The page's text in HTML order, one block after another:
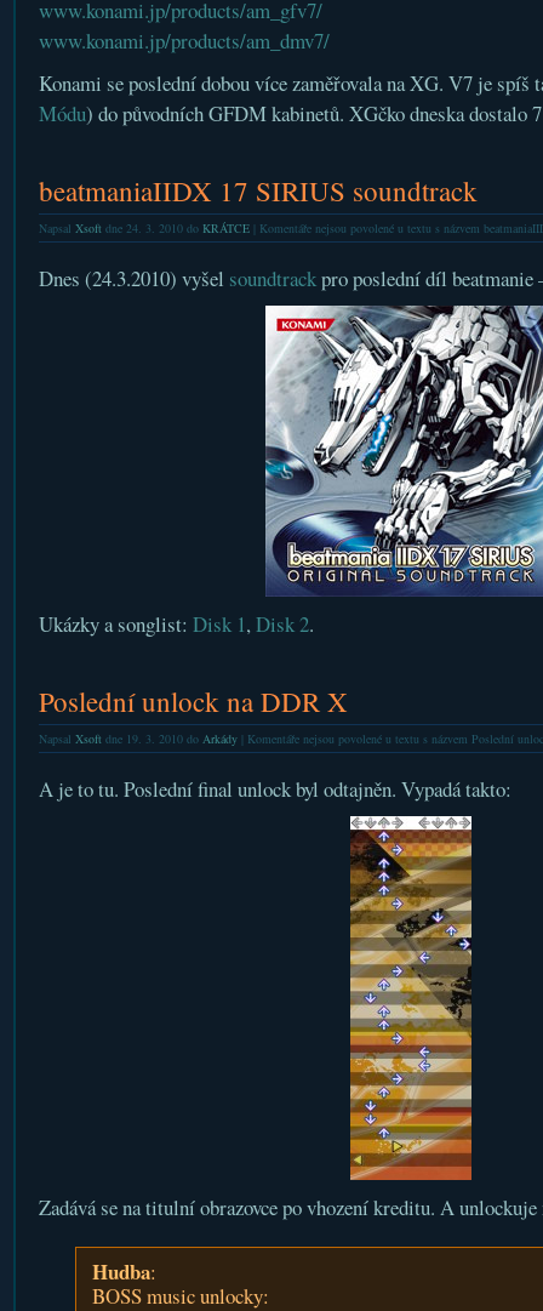
www.konami.jp/products/am_gfv7/
www.konami.jp/products/am_dmv7/
Konami se poslední dobou více zaměřovala na XG. V7 je spíš
Módu) do původních GFDM kabinetů. XGčko dneska dostalo
beatmaniaIIDX 17 SIRIUS soundtrack
Napsal Xsoftdne 24. 3. 2010 do KRÁTCE| Komentáře nejsou povolenéu textu s názvem
Dnes (24.3.2010) vyšel soundtrackpro poslední díl beatmanie
Ukázky a songlist: Disk 1,Disk 2.
Poslední unlock na DDR X
Napsal Xsoftdne 19. 3. 2010 do Arkády| Komentáře nejsou povolenéu textu s názvem Poslední
A je to tu. Poslední final unlock byl odtajněn. Vypadá takto:
Zadává se na titulní obrazovce po vhození kreditu. A
Hudba:
BOSS music unlocky: